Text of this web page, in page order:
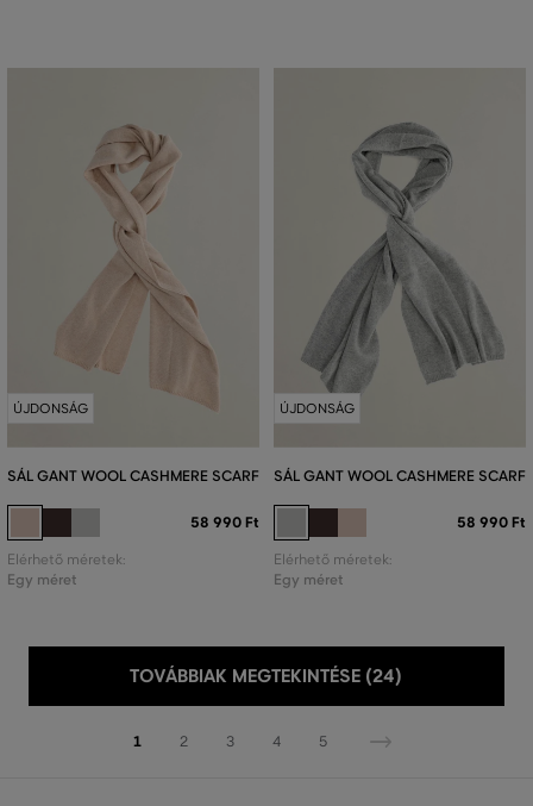
ÚJDONSÁG
SÁL GANT WOOL CASHMERE SCARF
58 990 Ft
Elérhető méretek:
Egy méret
ÚJDONSÁG
SÁL GANT WOOL CASHMERE SCARF
58 990 Ft
Elérhető méretek:
Egy méret
TOVÁBBIAK MEGTEKINTÉSE (24)
1 2 3 4 5